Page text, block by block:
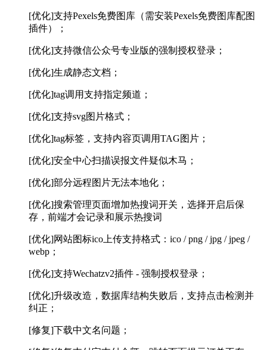
[优化]支持Pexels免费图库（需安装Pexels免费图库配图
插件）；
[优化]支持微信公众号专业版的强制授权登录；
[优化]生成静态文档；
[优化]tag调用支持指定频道；
[优化]支持svg图片格式；
[优化]tag标签，支持内容页调用TAG图片；
[优化]安全中心扫描误报文件疑似木马；
[优化]部分远程图片无法本地化；
[优化]搜索管理页面增加热搜词开关，选择开启后保
存，前端才会记录和展示热搜词
[优化]网站图标ico上传支持格式：ico / png / jpg / jpeg /
webp；
[优化]支持Wechatzv2插件 - 强制授权登录；
[优化]升级改造，数据库结构失败后，支持点击检测并
纠正；
[修复]下载中文名问题；